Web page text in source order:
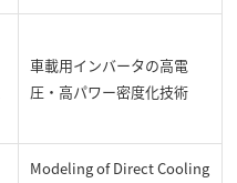
車載用インバータの高電
圧・高パワー密度化技術
Modeling of Direct Cooling